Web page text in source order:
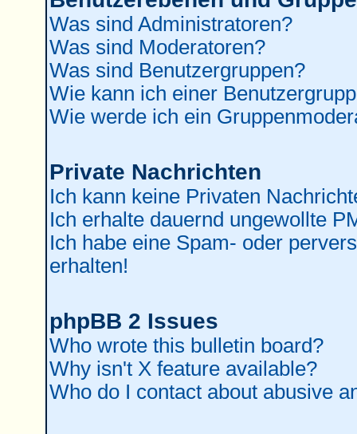
Was sind Administratoren?
Was sind Moderatoren?
Was sind Benutzergruppen?
Wie kann ich einer
Wie werde ich ein
Private Nachrichten
Ich kann keine Privaten
Ich erhalte dauernd ungewollte
Ich habe eine Spam- oder
erhalten!
phpBB 2 Issues
Who wrote this bulletin board?
Why isn't X feature available?
Who do I contact about abusive